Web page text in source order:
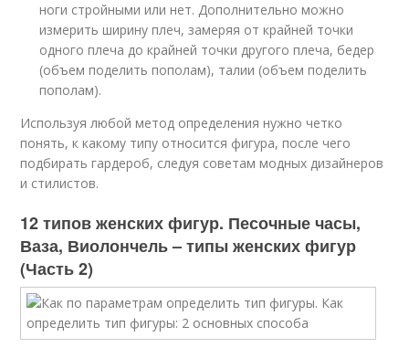
ноги стройными или нет. Дополнительно можно
измерить ширину плеч, замеряя от крайней точки
одного плеча до крайней точки другого плеча, бедер
(объем поделить пополам), талии (объем поделить
пополам).
Используя любой метод определения нужно четко
понять, к какому типу относится фигура, после чего
подбирать гардероб, следуя советам модных дизайнеров
и стилистов.
12 типов женских фигур. Песочные часы,
Ваза, Виолончель – типы женских фигур
(Часть 2)